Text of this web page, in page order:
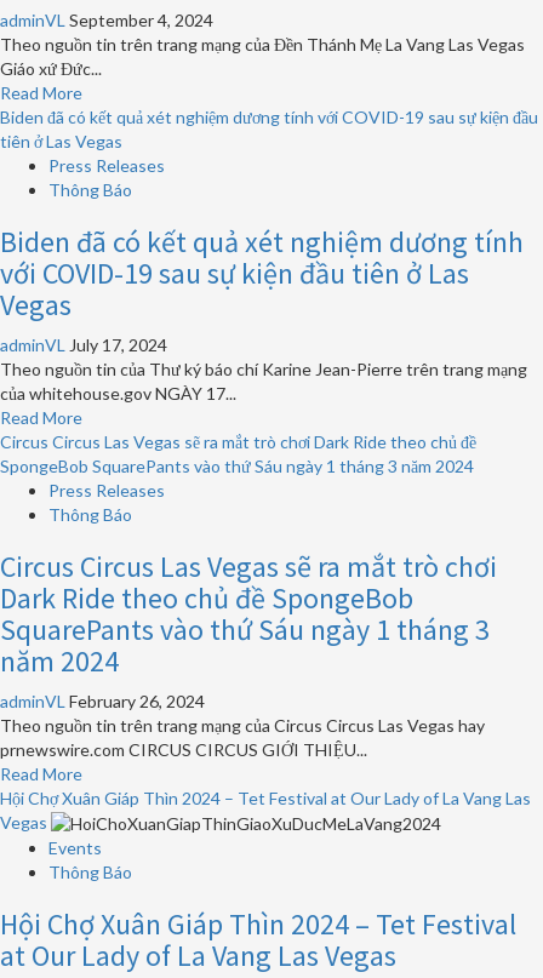
Tiểu
Bang
Nevada
đang
thu
thập
Ghi
xin
vé
Lễ
nhậm
chức
Tổng
thống
năm
2025
adminVL September 4, 2024
Theo nguồn tin trên trang mạng của Đền Thánh Mẹ La Vang Las Vegas
Giáo xứ Đức...
Read MoreRead
more
about
Khai
Giảng
Lý
&
Việt
học
2024-
2025
Đền
Thánh
Mẹ
La
Vang
Las
Vegas
Biden đã có kết quả xét nghiệm dương tính với COVID-19 sau sự kiện đầu
tiên ở Las Vegas
Press Releases
Thông Báo
Biden đã có kết quả xét nghiệm dương tính
với COVID-19 sau sự kiện đầu tiên ở Las
Vegas
adminVL July 17, 2024
Theo nguồn tin của Thư ký báo chí Karine Jean-Pierre trên trang mạng
của whitehouse.gov NGÀY 17...
Read MoreRead
more
about
Biden
đã
kết
quả
xét
nghiệm
dương
với
COVID-
19
sau
sự
kiện
đầu
tiên
Las
Vegas
Circus Circus Las Vegas sẽ ra mắt trò chơi Dark Ride theo chủ đề
SpongeBob SquarePants vào thứ Sáu ngày 1 tháng 3 năm 2024
Press Releases
Thông Báo
Circus Circus Las Vegas sẽ ra mắt trò chơi
Dark Ride theo chủ đề SpongeBob
SquarePants vào thứ Sáu ngày 1 tháng 3
năm 2024
adminVL February 26, 2024
Theo nguồn tin trên trang mạng của Circus Circus Las Vegas hay
prnewswire.com CIRCUS CIRCUS GIỚI THIỆU...
Read MoreRead
more
about
Circus
Circus
Vegas
sẽ
ra
Hội Chợ Xuân Giáp Thìn 2024 – Tet Festival at Our Lady of La Vang Las
Vegas
Events
Thông Báo
Hội Chợ Xuân Giáp Thìn 2024 – Tet Festival
at Our Lady of La Vang Las Vegas